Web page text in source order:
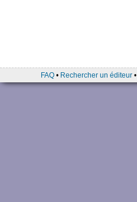
FAQ• Rechercher un éditeur•